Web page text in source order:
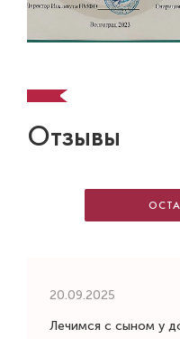
Отзывы
20.09.2025
Лечимся с сыном у